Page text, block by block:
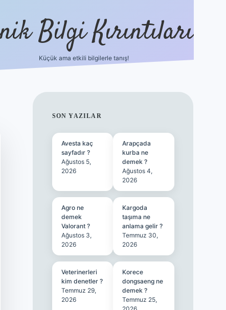
Bilgi Kırıntıları
Küçük ama etkili bilgilerle tanış!
SIDEBAR
SON YAZILAR
Avesta kaç
sayfadır ?
Ağustos 5,
2026
Arapçada
kurba ne
demek ?
Ağustos 4,
2026
Agro ne
demek
Valorant ?
Ağustos 3,
2026
Kargoda
taşıma ne
anlama gelir ?
Temmuz 30,
2026
Veterinerleri
kim denetler ?
Temmuz 29,
2026
Korece
dongsaeng ne
demek ?
Temmuz 25,
ilbet